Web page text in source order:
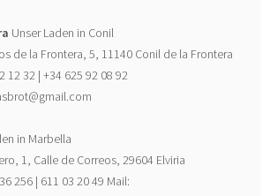
Unser Laden in Conil
de la Frontera, 5, 11140 Conil de la Frontera
12 32 | +34 625 92 08 92
in Marbella
1, Calle de Correos, 29604 Elviria
256 | 611 03 20 49 Mail: